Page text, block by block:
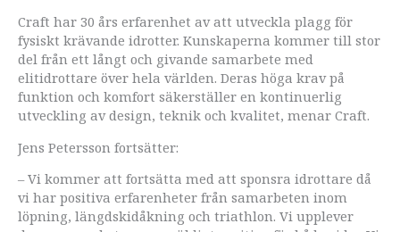
Craft har 30 års erfarenhet av att utveckla plagg för
fysiskt krävande idrotter. Kunskaperna kommer till stor
del från ett långt och givande samarbete med
elitidrottare över hela världen. Deras höga krav på
funktion och komfort säkerställer en kontinuerlig
utveckling av design, teknik och kvalitet, menar Craft.
Jens Petersson fortsätter:
– Vi kommer att fortsätta med att sponsra idrottare då
vi har positiva erfarenheter från samarbeten inom
löpning, längdskidåkning och triathlon. Vi upplever